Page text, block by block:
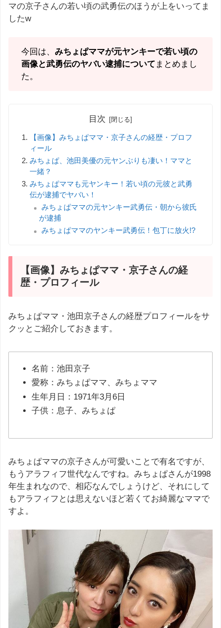
マの京子さんの若い頃の武勇伝のほうが上をいってま
したw
今回は、 みちょぱママが元ヤンキーで若い頃の
画像と武勇伝のヤバい逮捕について まとめまし
た。
目次
【画像】みちょぱママ・京子さんの経歴・プロフ
ィール
みちょぱ、池田美優の元ヤンぶりも凄い！ママと
一緒？
みちょぱママも元ヤンキー！若い頃の元彼と武勇
伝が逮捕でヤバい！
みちょぱママの元ヤンキー武勇伝・朝から彼氏
が逮捕
みちょぱママのヤンキー武勇伝！包丁に放火!?
【画像】みちょぱママ・京子さんの経
歴・プロフィール
みちょぱママ・池田京子さんの経歴プロフィールをサ
クッとご紹介しておきます。
名前：池田京子
愛称：みちょぱママ、みちょママ
生年月日：1971年3月6日
子供：息子、みちょぱ
みちょぱママの京子さんが可愛いことで有名ですが、
もうアラフィフ世代なんですね。みちょぱさんが1998
年生まれなので、相応なんでしょうけど、それにして
もアラフィフとは思えないほど若くてお綺麗なママで
すよ。